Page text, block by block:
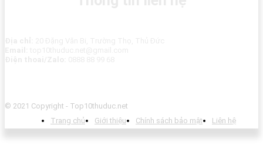
© 2021 Copyright - Top10thuduc.net
Trang chủ
Giới thiệu Chính sách bảo mật Liên hệ